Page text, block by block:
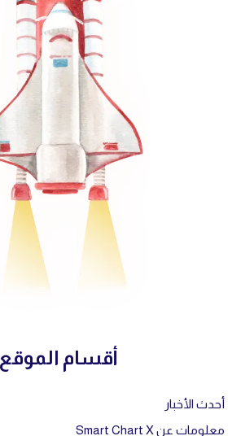
أقسام الموقع
أحدث الأخبار
معلومات عن Smart Chart X